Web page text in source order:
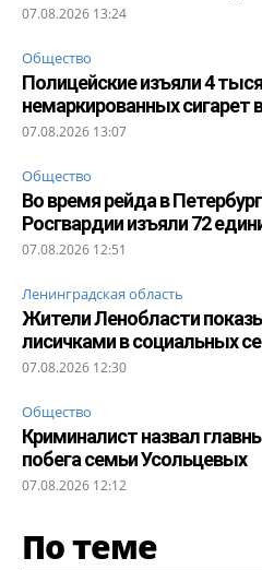
07.08.2026 13:24
Общество
Полицейские изъяли 4
немаркированных сигарет
07.08.2026 13:07
Общество
Во время рейда в
Росгвардии изъяли 72
07.08.2026 12:51
Ленинградская область
Жители Ленобласти
лисичками в социальных
07.08.2026 12:30
Общество
Криминалист назвал
побега семьи Усольцевых
07.08.2026 12:12
По теме